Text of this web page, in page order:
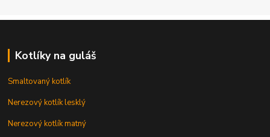
Kotlíky na guláš
Smaltovaný kotlík
Nerezový kotlík lesklý
Nerezový kotlík matný